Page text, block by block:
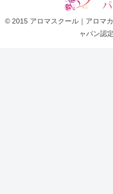
© 2015 アロマスクール｜アロマ
ャパン認